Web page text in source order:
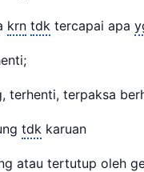
krn tdk tercapai apa
terhenti, terpaksa
tdk karuan
atau tertutup oleh